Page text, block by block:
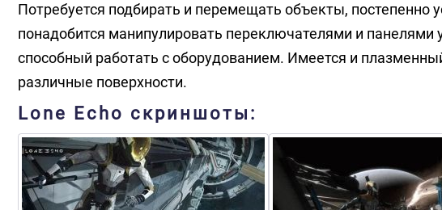
Потребуется подбирать и перемещать объекты, постепенно
понадобится манипулировать переключателями и
способный работать с оборудованием. Имеется и
различные поверхности.
Lone Echo скриншоты: